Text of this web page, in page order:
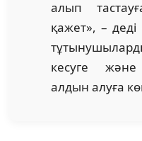
алып
қажет», – деді
кесуге және
алдын алуға